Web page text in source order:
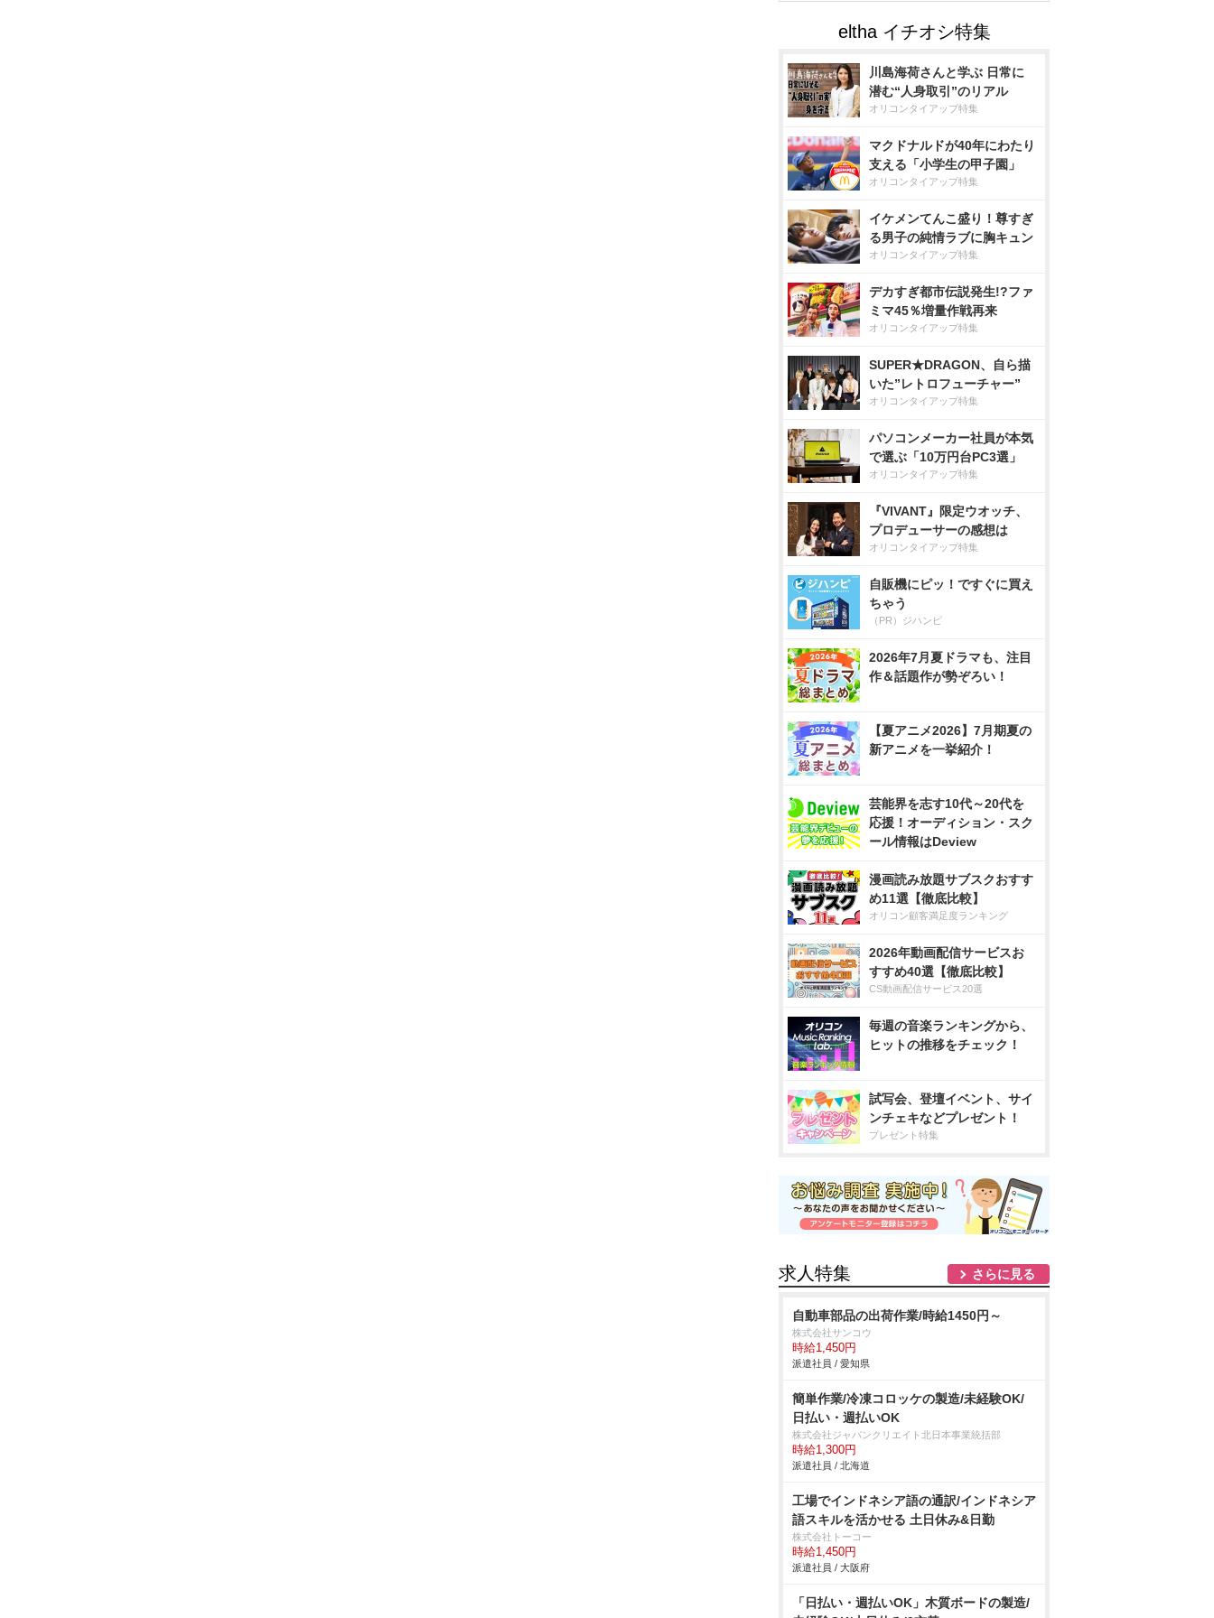
川島海荷さんと学ぶ 日常に
潜む“人身取引”のリアル
オリコンタイアップ特集
マクドナルドが40年にわたり
支える「小学生の甲子園」
オリコンタイアップ特集
イケメンてんこ盛り！尊すぎ
る男子の純情ラブに胸キュン
オリコンタイアップ特集
デカすぎ都市伝説発生!?ファ
ミマ45％増量作戦再来
オリコンタイアップ特集
SUPER★DRAGON、自ら描
いた”レトロフューチャー”
オリコンタイアップ特集
パソコンメーカー社員が本気
で選ぶ「10万円台PC3選」
オリコンタイアップ特集
『VIVANT』限定ウオッチ、
プロデューサーの感想は
オリコンタイアップ特集
自販機にピッ！ですぐに買え
ちゃう
（PR）ジハンピ
2026年7月夏ドラマも、注目
作＆話題作が勢ぞろい！
【夏アニメ2026】7月期夏の
新アニメを一挙紹介！
芸能界を志す10代～20代を
応援！オーディション・スク
ール情報はDeview
漫画読み放題サブスクおすす
め11選【徹底比較】
オリコン顧客満足度ランキング
2026年動画配信サービスお
すすめ40選【徹底比較】
CS動画配信サービス20選
毎週の音楽ランキングから、
ヒットの推移をチェック！
試写会、登壇イベント、サイ
ンチェキなどプレゼント！
プレゼント特集
求人特集 さらに見る
自動車部品の出荷作業/時給1450円～
株式会社サンコウ
時給1,450円
派遣社員 / 愛知県
簡単作業/冷凍コロッケの製造/未経験OK/
日払い・週払いOK
株式会社ジャパンクリエイト北日本事業統括部
時給1,300円
派遣社員 / 北海道
工場でインドネシア語の通訳/インドネシア
語スキルを活かせる 土日休み&日勤
株式会社トーコー
時給1,450円
派遣社員 / 大阪府
「日払い・週払いOK」木質ボードの製造/